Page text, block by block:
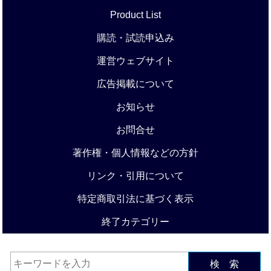
Product List
購読・試読申込み
運営ウェブサイト
広告掲載について
お知らせ
お問合せ
著作権・個人情報などの方針
リンク・引用について
特定商取引法に基づく表示
終了カテゴリー
検 索